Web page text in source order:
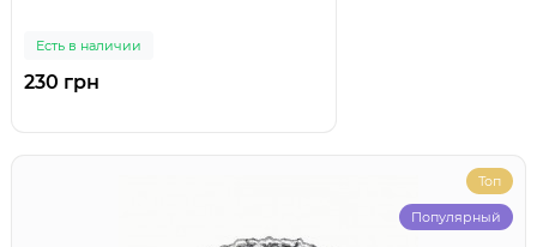
Есть в наличии
230 грн
Топ
Популярный